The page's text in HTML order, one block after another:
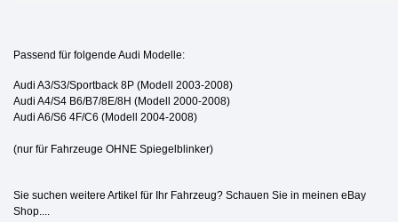
Passend für folgende Audi Modelle:
Audi A3/S3/Sportback 8P (Modell 2003-2008)
Audi A4/S4 B6/B7/8E/8H (Modell 2000-2008)
Audi A6/S6 4F/C6 (Modell 2004-2008)
(nur für Fahrzeuge OHNE Spiegelblinker)
Sie suchen weitere Artikel für Ihr Fahrzeug? Schauen Sie in meinen eBay
Shop....